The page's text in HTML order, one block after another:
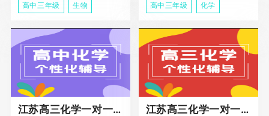
高中三年级 生物 高中三年级 化学
江苏高三化学一对一个性化辅导 江苏高三化学一对一冲刺辅导课程